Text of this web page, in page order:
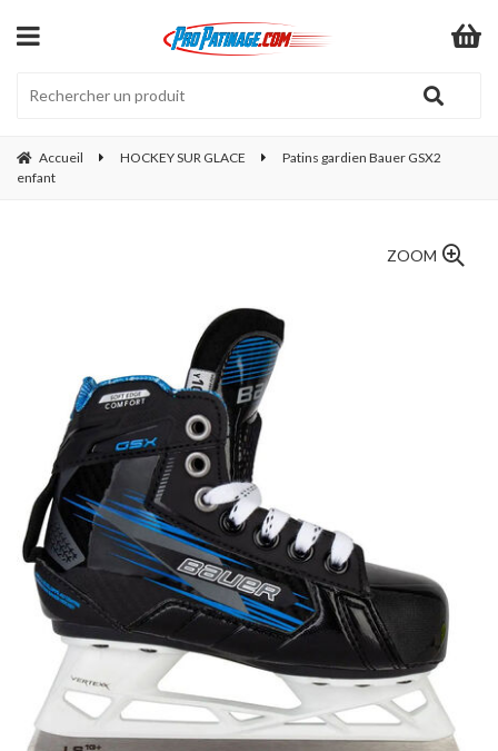
Accueil HOCKEY SUR GLACE
Patins gardien Bauer GSX2
enfant
ZOOM